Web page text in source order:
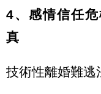
4、感情信任
真
技術性離婚難逃